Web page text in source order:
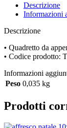
Descrizione
Informazioni
Descrizione
• Quadretto da
• Codice prodotto:
Informazioni
Peso 0,035 kg
Prodotti